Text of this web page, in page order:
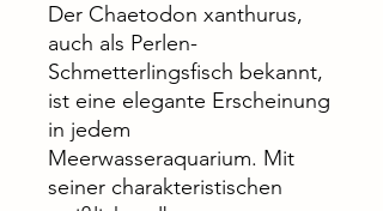
Der Chaetodon xanthurus,
auch als Perlen-
Schmetterlingsfisch bekannt,
ist eine elegante Erscheinung
in jedem
Meerwasseraquarium. Mit
seiner charakteristischen